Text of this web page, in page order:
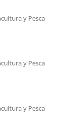
y Pesca
y Pesca
y Pesca